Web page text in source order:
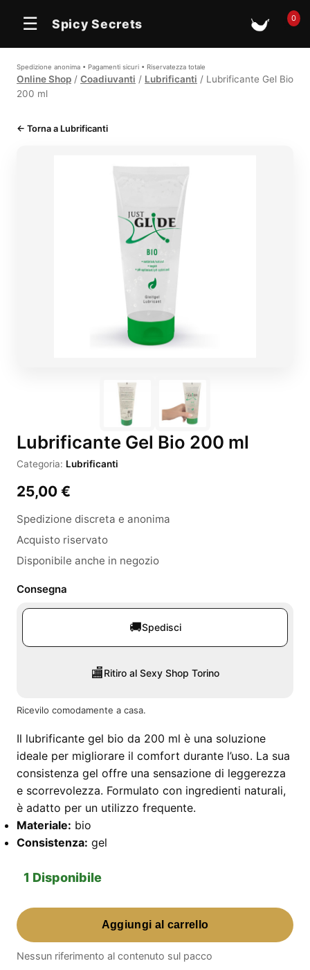
☰ Spicy Secrets 🛒0
Spedizione anonima • Pagamenti sicuri • Riservatezza totale
Online Shop / Coadiuvanti / Lubrificanti / Lubrificante Gel Bio
200 ml
← Torna a Lubrificanti
Lubrificante Gel Bio 200 ml
Categoria: Lubrificanti
25,00 €
Spedizione discreta e anonima
Acquisto riservato
Disponibile anche in negozio
Consegna
🚚Spedisci
🏬Ritiro al Sexy Shop Torino
Ricevilo comodamente a casa.
Il lubrificante gel bio da 200 ml è una soluzione
ideale per migliorare il comfort durante l’uso. La sua
consistenza gel offre una sensazione di leggerezza
e scorrevolezza. Formulato con ingredienti naturali,
è adatto per un utilizzo frequente.
Materiale: bio
Consistenza: gel
1 Disponibile
Lubrificante
Gel
Bio
200
Aggiungi al carrello
Nessun riferimento al contenuto sul pacco